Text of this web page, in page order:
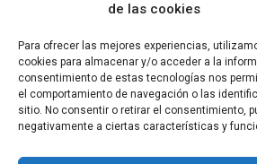
de las cookies
Para ofrecer las mejores experiencias,
cookies para almacenar y/o acceder a la
consentimiento de estas tecnologías nos
el comportamiento de navegación o las
sitio. No consentir o retirar el consentimiento,
negativamente a ciertas características y
Shakira: Llorar y facturar